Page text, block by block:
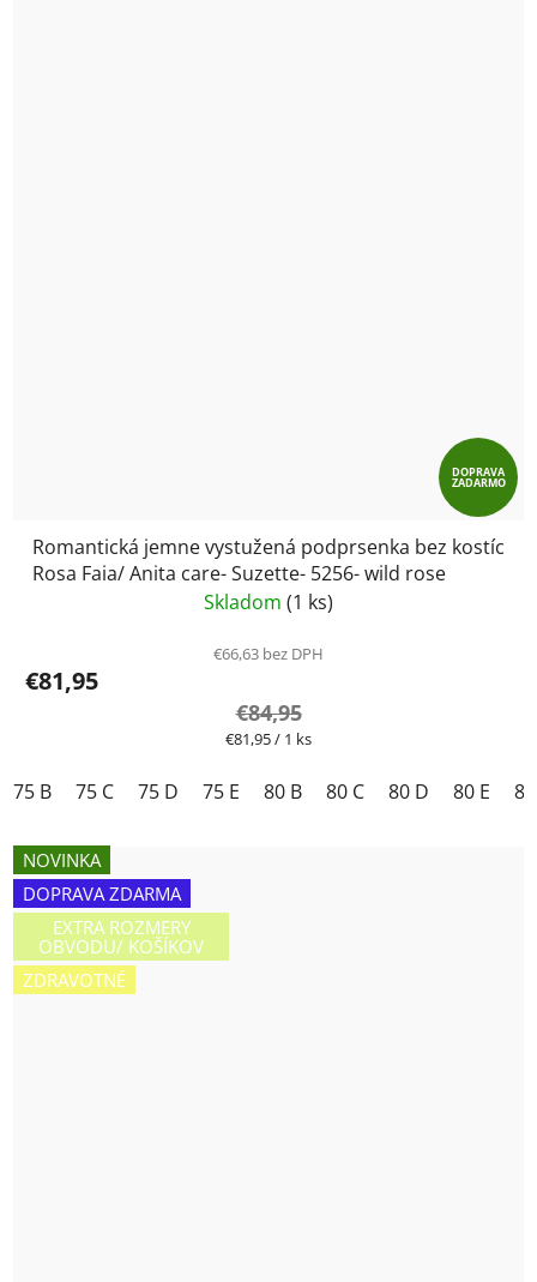
DOPRAVA
ZADARMO
Romantická jemne vystužená podprsenka bez kostíc
Rosa Faia/ Anita care- Suzette- 5256- wild rose
Skladom (1 ks)
€66,63 bez DPH
€81,95
€84,95
Jednotková
€81,95 / 1 ks
75 B 75 C 75 D 75 E 80 B 80 C 80 D 80 E
NOVINKA
DOPRAVA ZDARMA
EXTRA ROZMERY
OBVODU/ KOŠÍKOV
ZDRAVOTNÉ